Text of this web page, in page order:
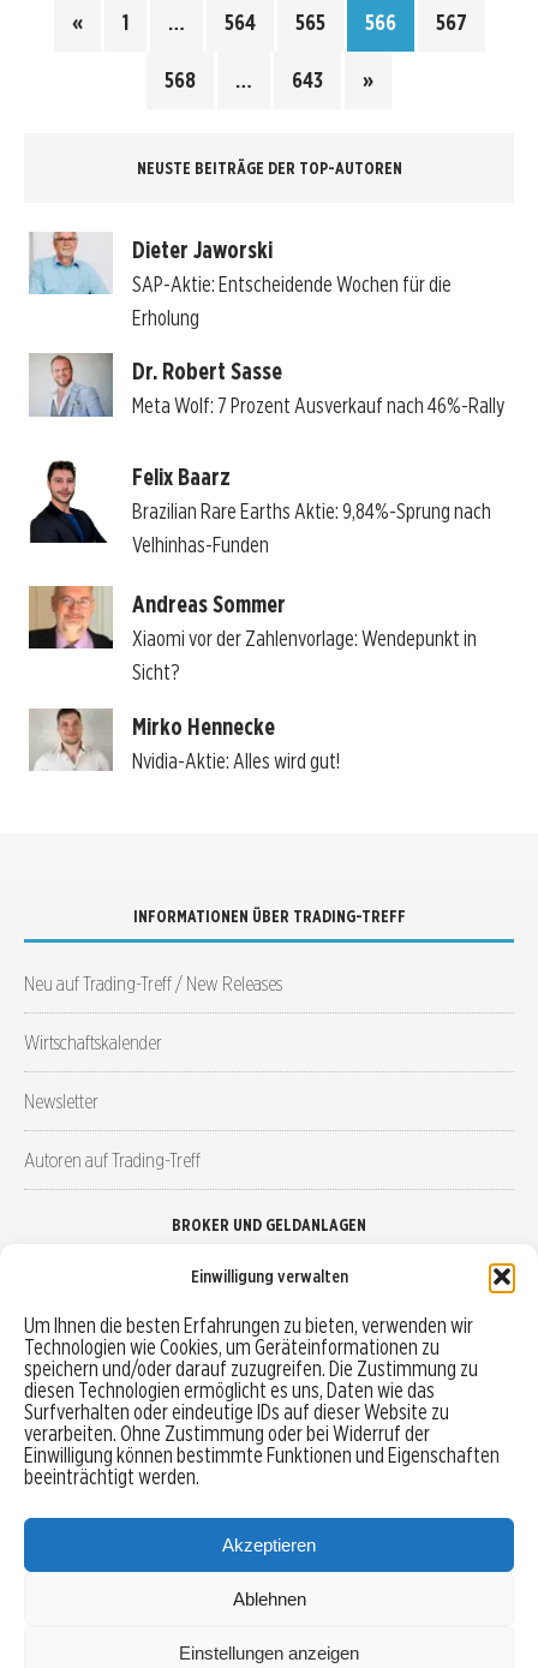
Einwilligung verwalten
Um Ihnen die besten Erfahrungen zu bieten, verwenden wir
Technologien wie Cookies, um Geräteinformationen zu
speichern und/oder darauf zuzugreifen. Die Zustimmung zu
diesen Technologien ermöglicht es uns, Daten wie das
Surfverhalten oder eindeutige IDs auf dieser Website zu
verarbeiten. Ohne Zustimmung oder bei Widerruf der
Einwilligung können bestimmte Funktionen und Eigenschaften
beeinträchtigt werden.
Akzeptieren
Ablehnen
Einstellungen anzeigen
« 1 … 564 565 566 567
568 … 643 »
NEUSTE BEITRÄGE DER TOP-AUTOREN
Dieter Jaworski
SAP-Aktie: Entscheidende Wochen für die
Erholung
Dr. Robert Sasse
Meta Wolf: 7 Prozent Ausverkauf nach 46%-Rally
Felix Baarz
Brazilian Rare Earths Aktie: 9,84%-Sprung nach
Velhinhas-Funden
Andreas Sommer
Xiaomi vor der Zahlenvorlage: Wendepunkt in
Sicht?
Mirko Hennecke
Nvidia-Aktie: Alles wird gut!
INFORMATIONEN ÜBER TRADING-TREFF
Neu auf Trading-Treff / New Releases
Wirtschaftskalender
Newsletter
Autoren auf Trading-Treff
BROKER UND GELDANLAGEN
Robo-Advisor vergleichen
Depotvergleich
Festgeld vergleichen
Tagesgeld vergleichen